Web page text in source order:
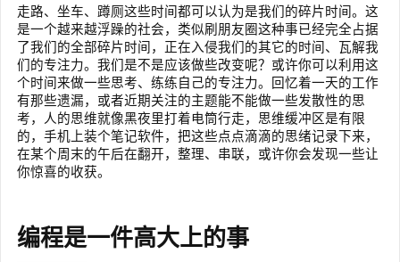
走路、坐车、蹲厕这些时间都可以认为是我们的碎片时间。这
是一个越来越浮躁的社会，类似刷朋友圈这种事已经完全占据
了我们的全部碎片时间，正在入侵我们的其它的时间、瓦解我
们的专注力。我们是不是应该做些改变呢？或许你可以利用这
个时间来做一些思考、练练自己的专注力。回忆着一天的工作
有那些遗漏，或者近期关注的主题能不能做一些发散性的思
考，人的思维就像黑夜里打着电筒行走，思维缓冲区是有限
的，手机上装个笔记软件，把这些点点滴滴的思绪记录下来，
在某个周末的午后在翻开，整理、串联，或许你会发现一些让
你惊喜的收获。
编程是一件高大上的事